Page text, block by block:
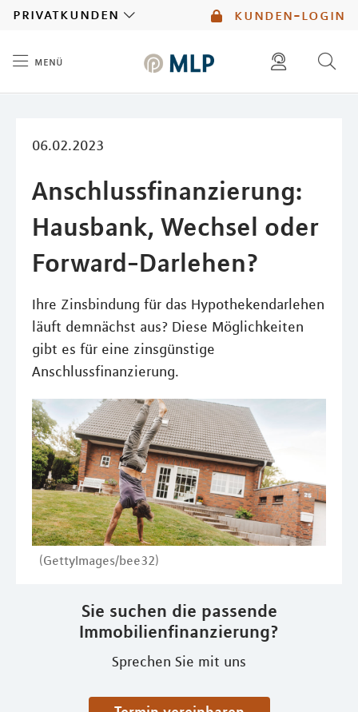
kunden-login
privatkunden
menü
06.02.2023
Anschlussfinanzierung:
Hausbank, Wechsel oder
Forward-Darlehen?
Ihre Zinsbindung für das Hypothekendarlehen
läuft demnächst aus? Diese Möglichkeiten
gibt es für eine zinsgünstige
Anschlussfinanzierung.
(GettyImages/bee32)
Sie suchen die passende
Immobilienfinanzierung?
Sprechen Sie mit uns